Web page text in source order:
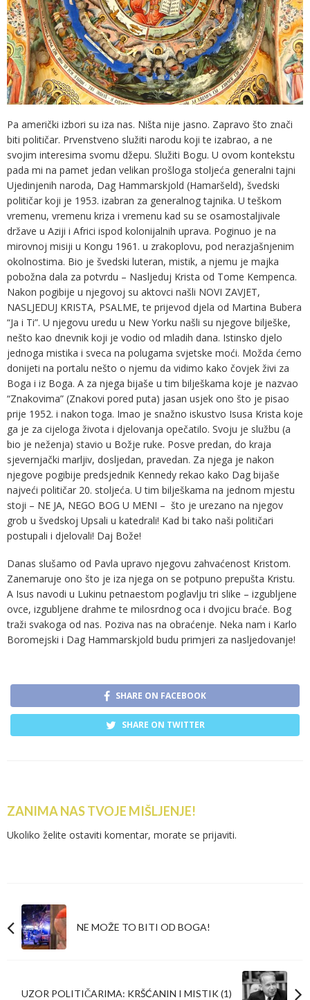
Pa američki izbori su iza nas. Ništa nije jasno. Zapravo što znači
biti političar. Prvenstveno služiti narodu koji te izabrao, a ne
svojim interesima svomu džepu. Služiti Bogu. U ovom kontekstu
pada mi na pamet jedan velikan prošloga stoljeća generalni tajni
Ujedinjenih naroda, Dag Hammarskjold (Hamaršeld), švedski
političar koji je 1953. izabran za generalnog tajnika. U teškom
vremenu, vremenu kriza i vremenu kad su se osamostaljivale
države u Aziji i Africi ispod kolonijalnih uprava. Poginuo je na
mirovnoj misiji u Kongu 1961. u zrakoplovu, pod nerazjašnjenim
okolnostima. Bio je švedski luteran, mistik, a njemu je majka
pobožna dala za potvrdu – Nasljeduj Krista od Tome Kempenca.
Nakon pogibije u njegovoj su aktovci našli NOVI ZAVJET,
NASLJEDUJ KRISTA, PSALME, te prijevod djela od Martina Bubera
“Ja i Ti”. U njegovu uredu u New Yorku našli su njegove bilješke,
nešto kao dnevnik koji je vodio od mladih dana. Istinsko djelo
jednoga mistika i sveca na polugama svjetske moći. Možda ćemo
donijeti na portalu nešto o njemu da vidimo kako čovjek živi za
Boga i iz Boga. A za njega bijaše u tim bilješkama koje je nazvao
“Znakovima” (Znakovi pored puta) jasan usjek ono što je pisao
prije 1952. i nakon toga. Imao je snažno iskustvo Isusa Krista koje
ga je za cijeloga života i djelovanja opečatilo. Svoju je službu (a
bio je neženja) stavio u Božje ruke. Posve predan, do kraja
sjevernjački marljiv, dosljedan, pravedan. Za njega je nakon
njegove pogibije predsjednik Kennedy rekao kako Dag bijaše
najveći političar 20. stoljeća. U tim bilješkama na jednom mjestu
stoji – NE JA, NEGO BOG U MENI – što je urezano na njegov
grob u švedskoj Upsali u katedrali! Kad bi tako naši političari
postupali i djelovali! Daj Bože!
Danas slušamo od Pavla upravo njegovu zahvaćenost Kristom.
Zanemaruje ono što je iza njega on se potpuno prepušta Kristu.
A Isus navodi u Lukinu petnaestom poglavlju tri slike – izgubljene
ovce, izgubljene drahme te milosrdnog oca i dvojicu braće. Bog
traži svakoga od nas. Poziva nas na obraćenje. Neka nam i Karlo
Boromejski i Dag Hammarskjold budu primjeri za nasljedovanje!
SHARE ON FACEBOOK
SHARE ON TWITTER
ZANIMA NAS TVOJE MIŠLJENJE!
Ukoliko želite ostaviti komentar, morate se prijaviti.
NE MOŽE TO BITI OD BOGA!
UZOR POLITIČARIMA: KRŠĆANIN I MISTIK (1)